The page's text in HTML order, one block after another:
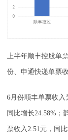
上半年顺丰控股单
份、申通快递单票
6月份顺丰单票收入
同比增长24.58%；
票收入2.51元，同比